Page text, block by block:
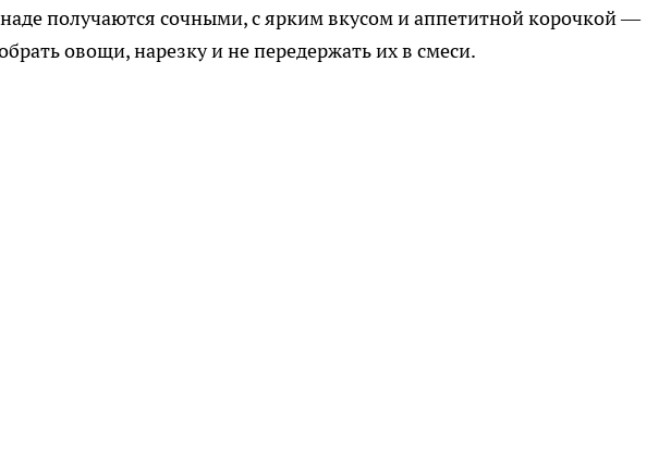
получаются сочными, с ярким вкусом и аппетитной корочкой —
овощи, нарезку и не передержать их в смеси.